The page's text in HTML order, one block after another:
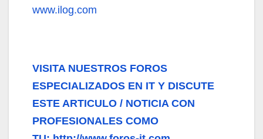
www.ilog.com
VISITA NUESTROS FOROS
ESPECIALIZADOS EN IT Y DISCUTE
ESTE ARTICULO / NOTICIA CON
PROFESIONALES COMO